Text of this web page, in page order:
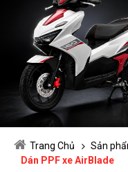
Trang Chủ Sản
Dán PPF xe AirBlade